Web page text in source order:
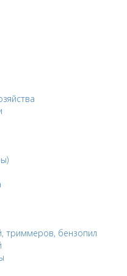
триммеров, бензопил